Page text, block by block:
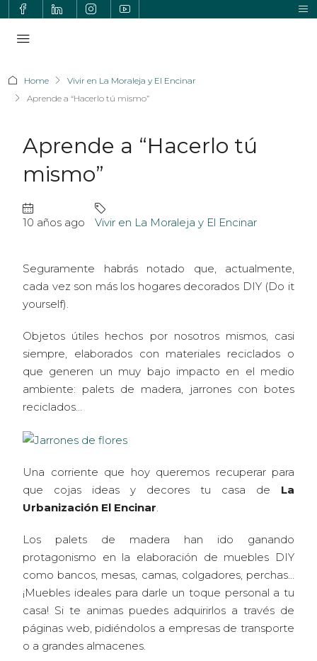
Home
Vivir en La Moraleja y El Encinar
Aprende a “Hacerlo tú mismo”
Aprende a “Hacerlo tú
mismo”
10 años ago Vivir en La Moraleja y El Encinar
Seguramente habrás notado que, actualmente,
cada vez son más los hogares decorados DIY (Do it
yourself).
Objetos útiles hechos por nosotros mismos, casi
siempre, elaborados con materiales reciclados o
que generen un muy bajo impacto en el medio
ambiente: palets de madera, jarrones con botes
reciclados…
Una corriente que hoy queremos recuperar para
que cojas ideas y decores tu casa de La
Urbanización El Encinar
Los palets de madera han ido ganando
protagonismo en la elaboración de muebles DIY
como bancos, mesas, camas, colgadores, perchas…
¡Muebles ideales para darle un toque personal a tu
casa! Si te animas puedes adquirirlos a través de
páginas web, pidiéndolos a empresas de transporte
o a grandes almacenes.